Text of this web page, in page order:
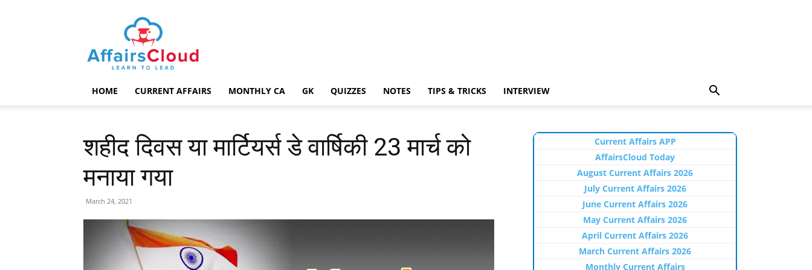
AffairsCloud.com
HOME CURRENT AFFAIRS MONTHLY CA GK QUIZZES NOTES TIPS & TRICKS INTERVIEW
शहीद दिवस या मार्टियर्स डे वार्षिकी 23 मार्च को
मनाया गया
March 24, 2021
Current Affairs APP
AffairsCloud Today
August Current Affairs 2026
July Current Affairs 2026
June Current Affairs 2026
May Current Affairs 2026
April Current Affairs 2026
March Current Affairs 2026
Monthly Current Affairs